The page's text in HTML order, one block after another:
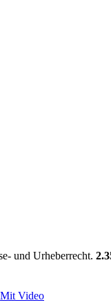
und Urheberrecht.
Mit Video